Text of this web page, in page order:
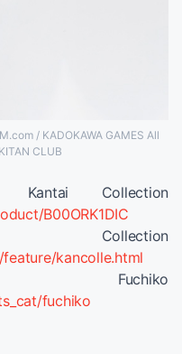
/ KADOKAWA GAMES All
CLUB
Kantai Collection
B00ORK1DIC
kancolle.html
fuchiko